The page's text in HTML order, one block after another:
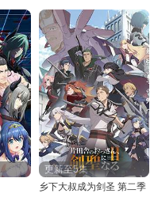
更新至5集
乡下大叔成为剑圣 第二季